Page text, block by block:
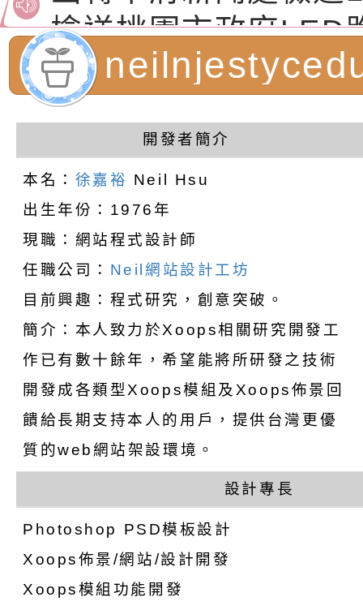
節慶祝活動」海報電
交通安全宣導標語播
道安宣導影像素材
檢送桃園市政府LED
字稿及LCD託播影片
檢送行政院新聞傳播
月份公共服務政策溝
檢送本市馬祖新村眷
區《植地有聲》主題
有關本市辦理115年
專注力研習營 「正
緒學習與生命教育(
梯次)」
檢送桃園市政府LED
字稿及LCD託播影片
函轉「2026台東博
海報電子檔及活動介
檢送桃園市政府家庭
「小桃家7月課程資
「HELLO新鮮人」
養練習題」、「青少
書會」、「親密關係
坊」、「祖孫樂淘桃
徵件活動」海報
有關本局115年「暑
年─青春專案」LED
字稿
為配合政府政策宣導
者權益暨落實保護青
環境
檢送桃園市政府LED
字稿及LCD託播影片
有關桃園市政府家庭
服務資源資訊
檢送桃園市政府LED
字稿及LCD託播影（
函轉有關身心障礙者
（CRPD）第三次國
約專要文件及附件英
檢送行政院新聞傳播
月份公共服務政策溝
轉知教育部國民及學
計者：徐嘉裕
hsu
開發者簡介
本名： 徐嘉裕 Neil Hsu
出生年份：1976年
現職：網站程式設計師
任職公司： Neil網站設計工坊
目前興趣：程式研究，創意突破。
簡介：本人致力於Xoops相關研究開發工
作已有數十餘年，希望能將所研發之技術
開發成各類型Xoops模組及Xoops佈景回
饋給長期支持本人的用戶，提供台灣更優
質的web網站架設環境。
設計專長
Photoshop PSD模板設計
Xoops佈景/網站/設計開發
Xoops模組功能開發